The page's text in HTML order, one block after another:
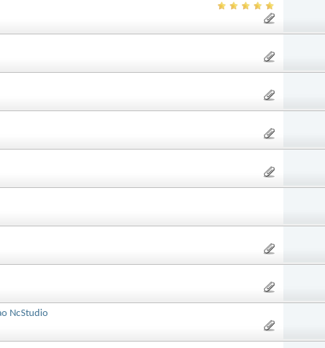
NcStudio